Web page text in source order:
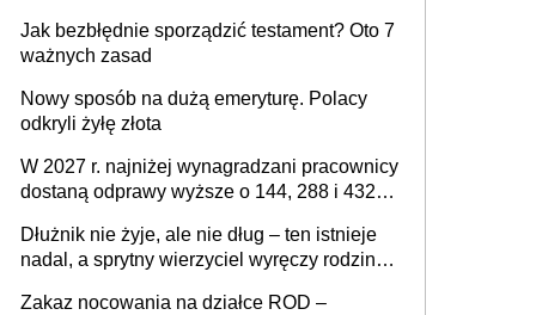
Jak bezbłędnie sporządzić testament? Oto 7
ważnych zasad
Nowy sposób na dużą emeryturę. Polacy
odkryli żyłę złota
W 2027 r. najniżej wynagradzani pracownicy
dostaną odprawy wyższe o 144, 288 i 432
Dłużnik nie żyje, ale nie dług – ten istnieje
nadal, a sprytny wierzyciel wyręczy rodzinę
Zakaz nocowania na działce ROD –